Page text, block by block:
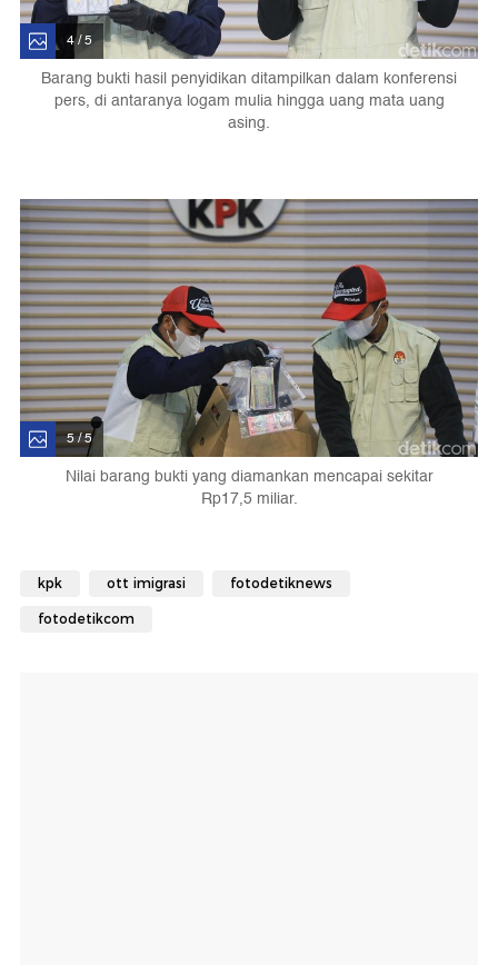
4 / 5
Barang bukti hasil penyidikan ditampilkan dalam konferensi
pers, di antaranya logam mulia hingga uang mata uang
asing.
5 / 5
Nilai barang bukti yang diamankan mencapai sekitar
Rp17,5 miliar.
kpk ott imigrasi fotodetiknews
fotodetikcom